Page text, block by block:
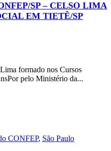
SP – CELSO LIMA
EM TIETÊ/SP
formado nos Cursos
pelo Ministério da...
CONFEP, São Paulo